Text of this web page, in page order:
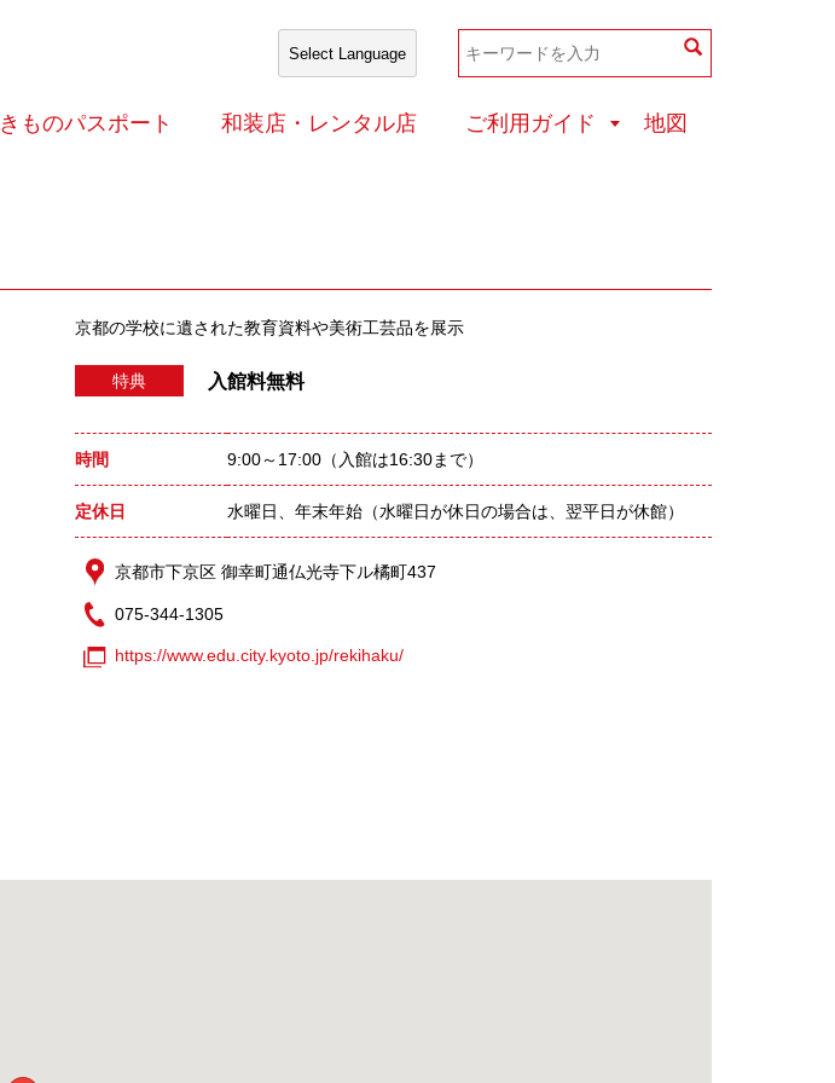
きものパスポート 和装店・レンタル店 ご利用ガイド 地図
京都の学校に遺された教育資料や美術工芸品を展示
特典 入館料無料
時間 9:00～17:00（入館は16:30まで）
定休日 水曜日、年末年始（水曜日が休日の場合は、翌平日が休館）
京都市下京区 御幸町通仏光寺下ル橘町437
075-344-1305
https://www.edu.city.kyoto.jp/rekihaku/